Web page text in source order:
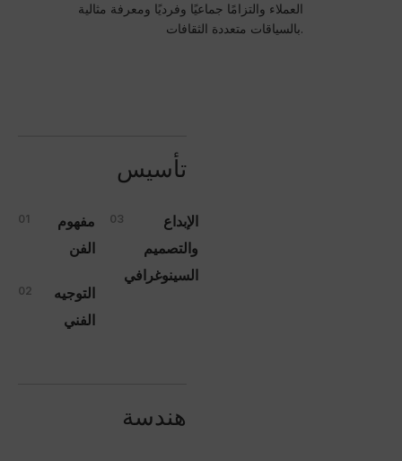
العملاء والتزامًا جماعيًا وفرديًا ومعرفة مثالية
بالسياقات متعددة الثقافات.
تأسيس
01
مفهوم
الفن
02
التوجيه
الفني
03
الإبداع
والتصميم
السينوغرافي
هندسة